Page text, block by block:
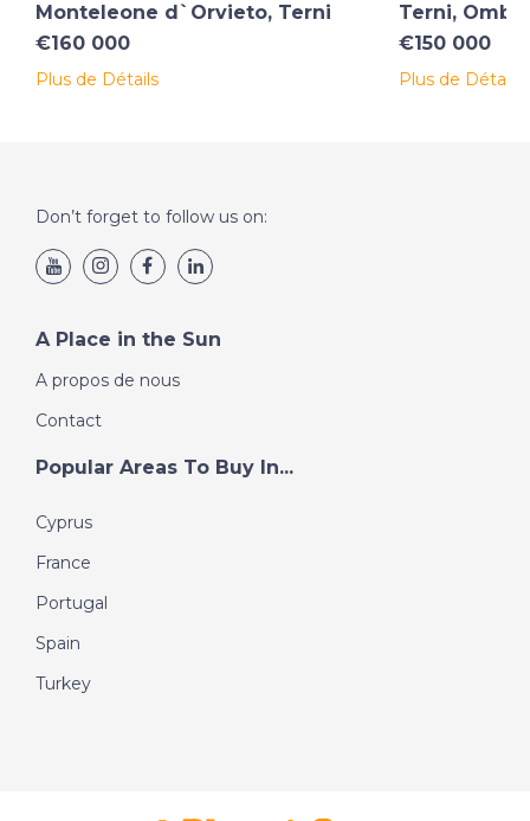
Monteleone d`Orvieto, Terni
€160 000
Plus de Détails
Terni,
€150 000
Plus de Détails
Don’t forget to follow us on:
A Place in the Sun
A propos de nous
Contact
Popular Areas To Buy In...
Cyprus
France
Portugal
Spain
Turkey